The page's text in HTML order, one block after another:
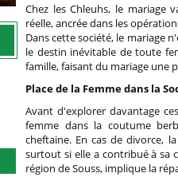
Chez les Chleuhs, le mariage
réelle, ancrée dans les
Dans cette société, le mariage
le destin inévitable de toute
famille, faisant du mariage une
Place de la Femme dans la
Avant d'explorer davantage
femme dans la coutume
cheftaine. En cas de divorce,
surtout si elle a contribué à sa
région de Souss, implique la